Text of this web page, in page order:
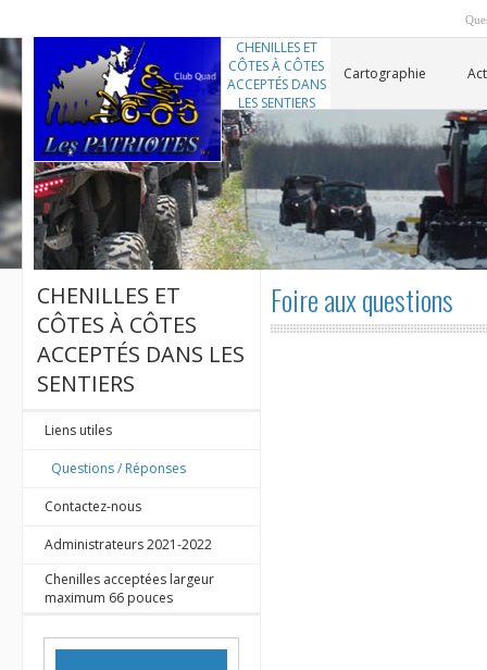
CHENILLES ET
CÔTES À CÔTES
ACCEPTÉS DANS
LES SENTIERS
Cartographie
Foire aux questions
CHENILLES ET
CÔTES À CÔTES
ACCEPTÉS DANS LES
SENTIERS
Liens utiles
Questions / Réponses
Contactez-nous
Administrateurs 2021-2022
Chenilles acceptées largeur
maximum 66 pouces